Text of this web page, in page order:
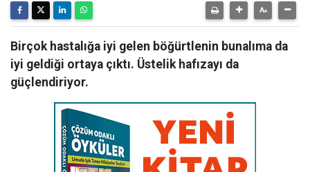
Birçok hastalığa iyi gelen böğürtlenin bunalıma da
iyi geldiği ortaya çıktı. Üstelik hafızayı da
güçlendiriyor.